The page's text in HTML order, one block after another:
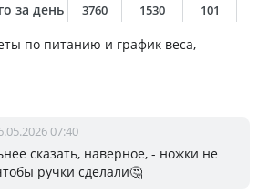
за день 3760 1530 101
по питанию и график веса,
07:40
сказать, наверное, - ножки не
ручки сделали🤔